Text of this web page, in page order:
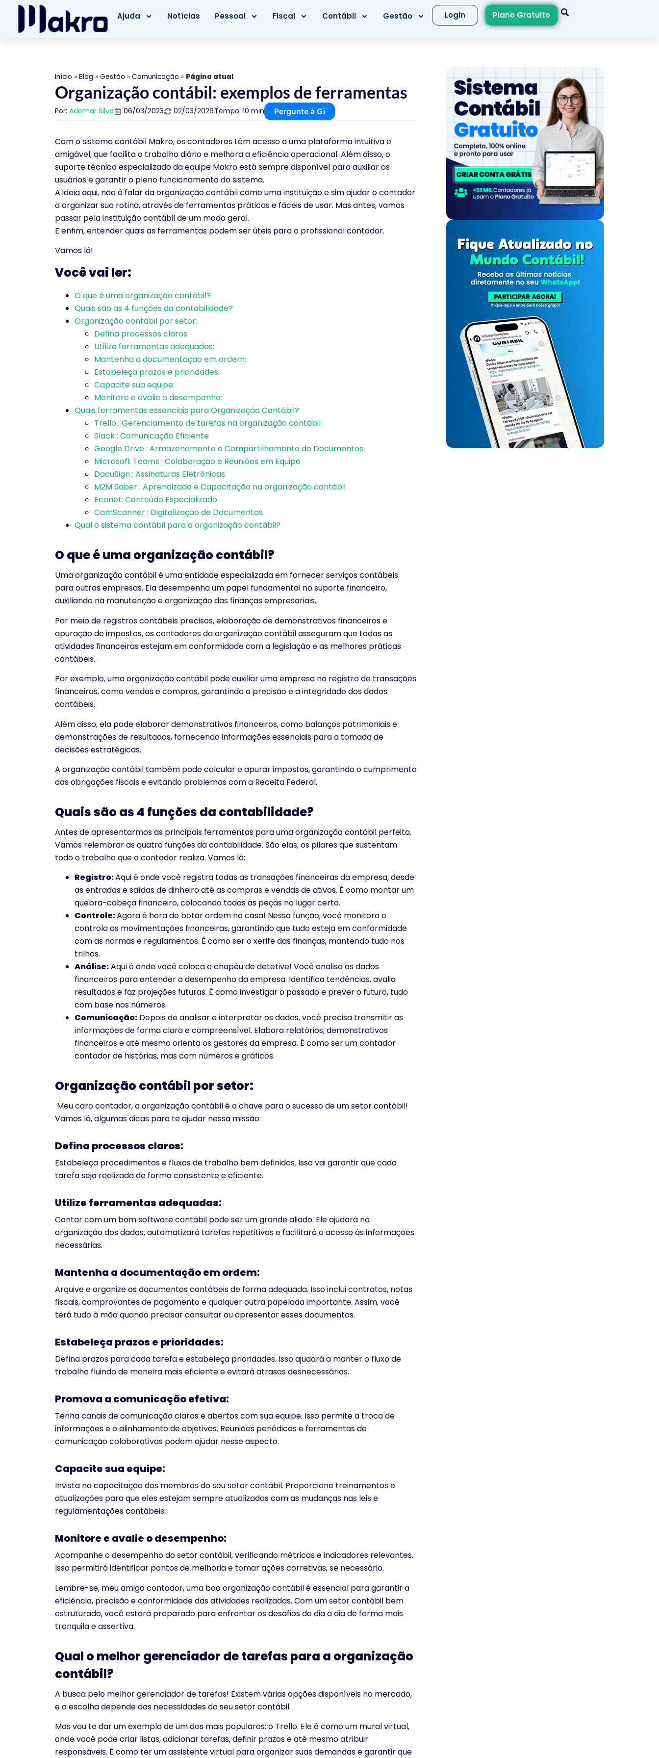
Ajuda Notícias Pessoal Fiscal Contábil Gestão Login Plano Gratuito
Início » Blog » Gestão » Comunicação » Página atual
Organização contábil: exemplos de ferramentas
Por: Ademar Silva 06/03/2023 02/03/2026Tempo: 10 min Pergunte à Gi
Com o sistema contábil Makro, os contadores têm acesso a uma plataforma intuitiva e
amigável, que facilita o trabalho diário e melhora a eficiência operacional. Além disso, o
suporte técnico especializado da equipe Makro está sempre disponível para auxiliar os
usuários e garantir o pleno funcionamento do sistema.
A ideia aqui, não é falar da organização contábil como uma instituição e sim ajudar o contador
a organizar sua rotina, através de ferramentas práticas e fáceis de usar. Mas antes, vamos
passar pela instituição contábil de um modo geral.
E enfim, entender quais as ferramentas podem ser úteis para o profissional contador.
Vamos lá!
Você vai ler:
O que é uma organização contábil?
Quais são as 4 funções da contabilidade?
Organização contábil por setor:
Defina processos claros:
Utilize ferramentas adequadas:
Mantenha a documentação em ordem:
Estabeleça prazos e prioridades:
Capacite sua equipe:
Monitore e avalie o desempenho:
Quais ferramentas essenciais para Organização Contábil?
Trello : Gerenciamento de tarefas na organização contábil
Slack : Comunicação Eficiente
Google Drive : Armazenamento e Compartilhamento de Documentos
Microsoft Teams : Colaboração e Reuniões em Equipe
DocuSign : Assinaturas Eletrônicas
M2M Saber : Aprendizado e Capacitação na organização contábil
Econet: Conteúdo Especializado
CamScanner : Digitalização de Documentos
Qual o sistema contábil para a organização contábil?
O que é uma organização contábil?
Uma organização contábil é uma entidade especializada em fornecer serviços contábeis
para outras empresas. Ela desempenha um papel fundamental no suporte financeiro,
auxiliando na manutenção e organização das finanças empresariais.
Por meio de registros contábeis precisos, elaboração de demonstrativos financeiros e
apuração de impostos, os contadores da organização contábil asseguram que todas as
atividades financeiras estejam em conformidade com a legislação e as melhores práticas
contábeis.
Por exemplo, uma organização contábil pode auxiliar uma empresa no registro de transações
financeiras, como vendas e compras, garantindo a precisão e a integridade dos dados
contábeis.
Além disso, ela pode elaborar demonstrativos financeiros, como balanços patrimoniais e
demonstrações de resultados, fornecendo informações essenciais para a tomada de
decisões estratégicas.
A organização contábil também pode calcular e apurar impostos, garantindo o cumprimento
das obrigações fiscais e evitando problemas com a Receita Federal.
Quais são as 4 funções da contabilidade?
Antes de apresentarmos as principais ferramentas para uma organização contábil perfeita.
Vamos relembrar as quatro funções da contabilidade. São elas, os pilares que sustentam
todo o trabalho que o contador realiza. Vamos lá:
Registro:Aqui é onde você registra todas as transações financeiras da empresa, desde
as entradas e saídas de dinheiro até as compras e vendas de ativos. É como montar um
quebra-cabeça financeiro, colocando todas as peças no lugar certo.
Controle:Agora é hora de botar ordem na casa! Nessa função, você monitora e
controla as movimentações financeiras, garantindo que tudo esteja em conformidade
com as normas e regulamentos. É como ser o xerife das finanças, mantendo tudo nos
trilhos.
Análise:Aqui é onde você coloca o chapéu de detetive! Você analisa os dados
financeiros para entender o desempenho da empresa. Identifica tendências, avalia
resultados e faz projeções futuras. É como investigar o passado e prever o futuro, tudo
com base nos números.
Comunicação: Depois de analisar e interpretar os dados, você precisa transmitir as
informações de forma clara e compreensível. Elabora relatórios, demonstrativos
financeiros e até mesmo orienta os gestores da empresa. É como ser um contador
contador de histórias, mas com números e gráficos.
Organização contábil por setor:
Meu caro contador, a organização contábil é a chave para o sucesso de um setor contábil!
Vamos lá, algumas dicas para te ajudar nessa missão:
Defina processos claros:
Estabeleça procedimentos e fluxos de trabalho bem definidos. Isso vai garantir que cada
tarefa seja realizada de forma consistente e eficiente.
Utilize ferramentas adequadas:
Contar com um bom software contábil pode ser um grande aliado. Ele ajudará na
organização dos dados, automatizará tarefas repetitivas e facilitará o acesso às informações
necessárias.
Mantenha a documentação em ordem:
Arquive e organize os documentos contábeis de forma adequada. Isso inclui contratos, notas
fiscais, comprovantes de pagamento e qualquer outra papelada importante. Assim, você
terá tudo à mão quando precisar consultar ou apresentar esses documentos.
Estabeleça prazos e prioridades:
Defina prazos para cada tarefa e estabeleça prioridades. Isso ajudará a manter o fluxo de
trabalho fluindo de maneira mais eficiente e evitará atrasos desnecessários.
Promova a comunicação efetiva:
Tenha canais de comunicação claros e abertos com sua equipe. Isso permite a troca de
informações e o alinhamento de objetivos. Reuniões periódicas e ferramentas de
comunicação colaborativas podem ajudar nesse aspecto.
Capacite sua equipe:
Invista na capacitação dos membros do seu setor contábil. Proporcione treinamentos e
atualizações para que eles estejam sempre atualizados com as mudanças nas leis e
regulamentações contábeis.
Monitore e avalie o desempenho:
Acompanhe o desempenho do setor contábil, verificando métricas e indicadores relevantes.
Isso permitirá identificar pontos de melhoria e tomar ações corretivas, se necessário.
Lembre-se, meu amigo contador, uma boa organização contábil é essencial para garantir a
eficiência, precisão e conformidade das atividades realizadas. Com um setor contábil bem
estruturado, você estará preparado para enfrentar os desafios do dia a dia de forma mais
tranquila e assertiva.
Qual o melhor gerenciador de tarefas para a organização
contábil?
A busca pelo melhor gerenciador de tarefas! Existem várias opções disponíveis no mercado,
e a escolha depende das necessidades do seu setor contábil.
Mas vou te dar um exemplo de um dos mais populares: o Trello. Ele é como um mural virtual,
onde você pode criar listas, adicionar tarefas, definir prazos e até mesmo atribuir
responsáveis. É como ter um assistente virtual para organizar suas demandas e garantir que